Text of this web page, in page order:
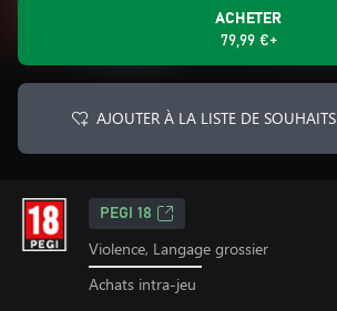
ACHETER
79,99 €+
AJOUTER À LA LISTE DE SOUHAITS
PEGI 18
Violence, Langage grossier
Achats intra-jeu